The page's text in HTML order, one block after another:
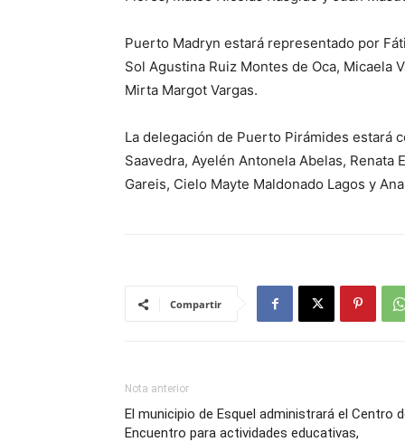
Puerto Madryn estará representado por
Sol Agustina Ruiz Montes de Oca, Micaela
Mirta Margot Vargas.
La delegación de Puerto Pirámides estará
Saavedra, Ayelén Antonela Abelas,
Gareis, Cielo Mayte Maldonado Lagos y
Compartir
Nota anterior
El municipio de Esquel administrará el Centro
Encuentro para actividades educativas,